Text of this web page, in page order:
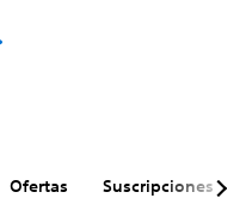
Ofertas Suscripciones